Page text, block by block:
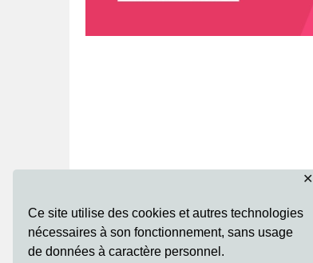
Ce site utilise des cookies et autres technologies
nécessaires à son fonctionnement, sans usage
de données à caractère personnel.
✕